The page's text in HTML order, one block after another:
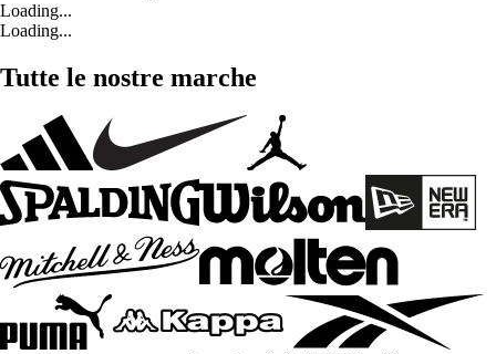
Loading...
Loading...
Tutte le nostre marche